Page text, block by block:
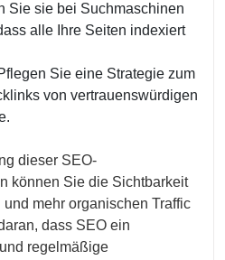
Sie sie bei Suchmaschinen
alle Ihre Seiten indexiert
Sie eine Strategie zum
von vertrauenswürdigen
dieser SEO-
können Sie die Sichtbarkeit
und mehr organischen Traffic
dass SEO ein
regelmäßige